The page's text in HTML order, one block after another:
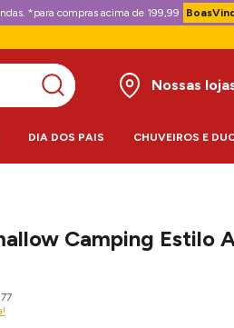
*para compras acima de 199,99
Nossas
DIA DOS PAIS CHUVEIROS E
Camping Estilo